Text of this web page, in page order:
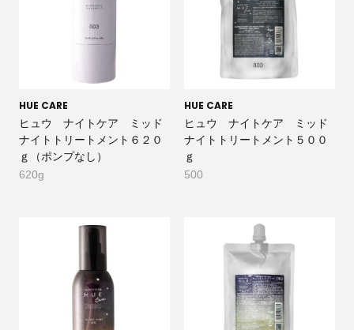
HUE CARE
ヒュウ ナイトケア ミッド
ナイトトリートメント６２０
ｇ（ポンプなし）
620g
HUE CARE
ヒュウ ナイトケア ミッド
ナイトトリートメント５００
ｇ
500